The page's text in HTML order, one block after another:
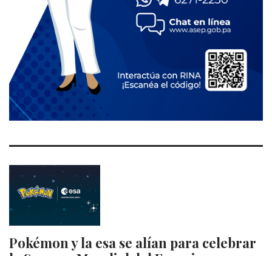
Pokémon y la esa se alían para celebrar